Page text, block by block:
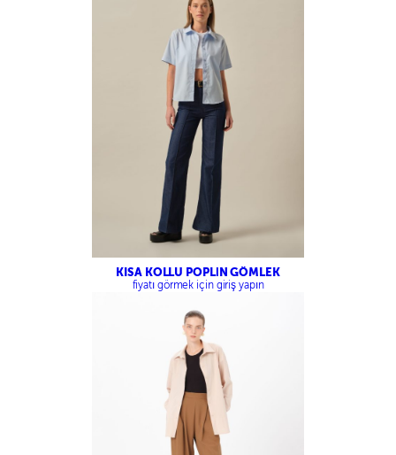
KISA KOLLU POPLİN GÖMLEK
fiyatı görmek için giriş yapın